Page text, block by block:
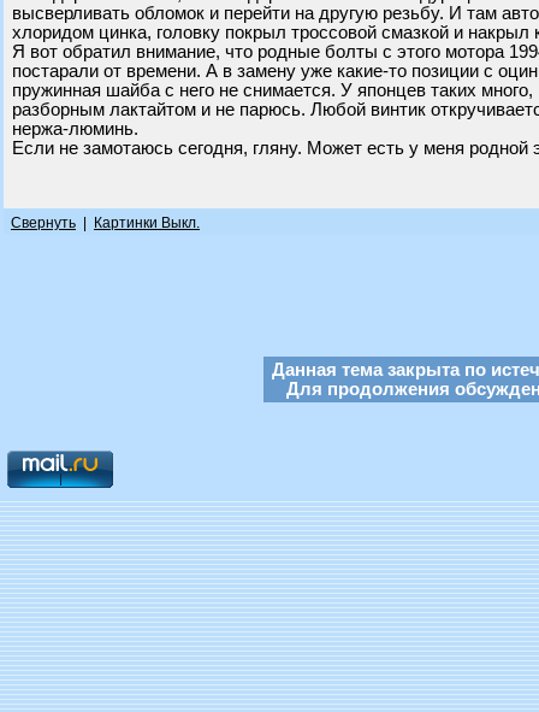
высверливать обломок и перейти на другую резьбу. И там
хлоридом цинка, головку покрыл троссовой смазкой и
Я вот обратил внимание, что родные болты с этого мотора
постарали от времени. А в замену уже какие-то позиции с
пружинная шайба с него не снимается. У японцев таких
разборным лактайтом и не парюсь. Любой винтик
нержа-люминь.
Если не замотаюсь сегодня, гляну. Может есть у меня родной
Свернуть Картинки Выкл.
Данная тема закрыта по
Для продолжения